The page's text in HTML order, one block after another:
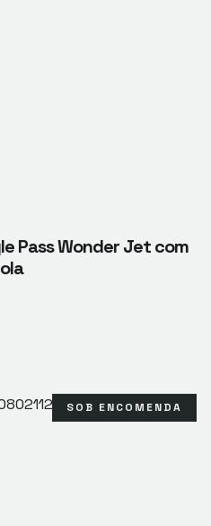
Pass Wonder Jet com
SOB ENCOMENDA